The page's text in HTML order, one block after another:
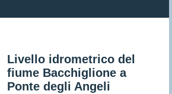
Livello idrometrico del
fiume Bacchiglione a
Ponte degli Angeli